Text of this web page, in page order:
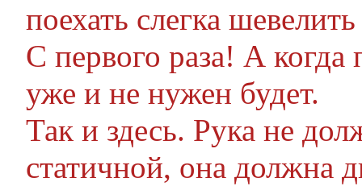
поехать слегка
С первого раза! А когда
уже и не нужен будет.
Так и здесь. Рука не
статичной, она должна